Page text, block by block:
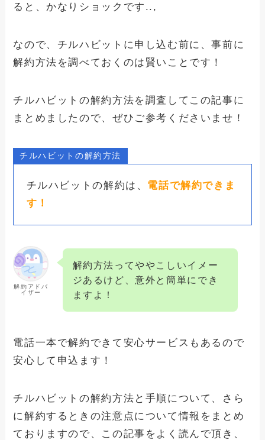
ると、かなりショックです..,
なので、チルハビットに申し込む前に、事前に
解約方法を調べておくのは賢いことです！
チルハビットの解約方法を調査してこの記事に
まとめましたので、ぜひご参考くださいませ！
チルハビットの解約方法
チルハビットの解約は、 電話で解約できま
す！
解約アドバ
イザー
解約方法ってややこしいイメー
ジあるけど、意外と簡単にでき
ますよ！
電話一本で解約できて安心サービスもあるので
安心して申込ます！
チルハビットの解約方法と手順について、さら
に解約するときの注意点について情報をまとめ
ておりますので、この記事をよく読んで頂き、